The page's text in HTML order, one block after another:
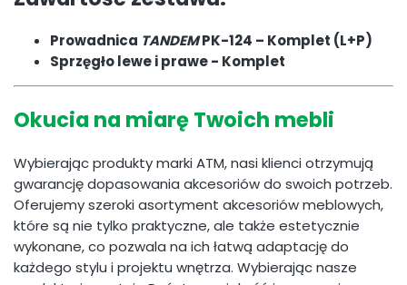
Prowadnica TANDEMPK-124 – Komplet (L+P)
Sprzęgło lewe i prawe - Komplet
Okucia na miarę Twoich mebli
Wybierając produkty marki ATM, nasi klienci otrzymują
gwarancję dopasowania akcesoriów do swoich potrzeb.
Oferujemy szeroki asortyment akcesoriów meblowych,
które są nie tylko praktyczne, ale także estetycznie
wykonane, co pozwala na ich łatwą adaptację do
każdego stylu i projektu wnętrza. Wybierając nasze